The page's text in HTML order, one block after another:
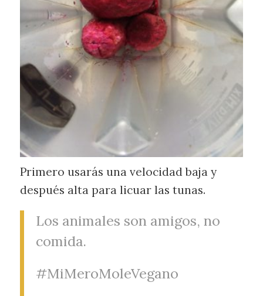
Primero usarás una velocidad baja y
después alta para licuar las tunas.
Los animales son amigos, no
comida.
#MiMeroMoleVegano